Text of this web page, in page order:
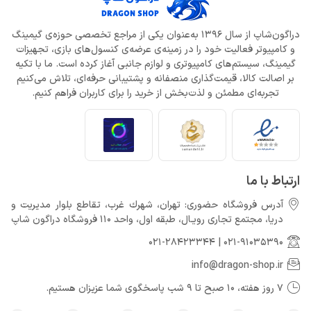
دراگون‌شاپ از سال 1396 به‌عنوان یکی از مراجع تخصصی حوزه‌ی گیمینگ
و کامپیوتر فعالیت خود را در زمینه‌ی عرضه‌ی کنسول‌های بازی، تجهیزات
گیمینگ، سیستم‌های کامپیوتری و لوازم جانبی آغاز کرده است. ما با تکیه
بر اصالت کالا، قیمت‌گذاری منصفانه و پشتیبانی حرفه‌ای، تلاش می‌کنیم
تجربه‌ای مطمئن و لذت‌بخش از خرید را برای کاربران فراهم کنیم.
ارتباط با ما
آدرس فروشگاه حضوری: تهران، شهرك غرب، تقاطع بلوار مدیریت و
دريا، مجتمع تجارى رويـال، طبقه اول، واحد 110 فروشگاه دراگون شاپ
021-91035390
|
021-28423344
info@dragon-shop.ir
7 روز هفته، 10 صبح تا 9 شب پاسخگوی شما عزیزان هستیم.